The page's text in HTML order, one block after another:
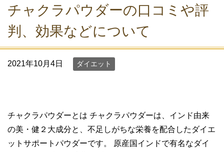
チャクラパウダーの口コミや評
判、効果などについて
2021年10月4日 ダイエット
チャクラパウダーとは チャクラパウダーは、インド由来
の美・健２大成分と、不足しがちな栄養を配合したダイエ
ットサポートパウダーです。 原産国インドで有名なダイ